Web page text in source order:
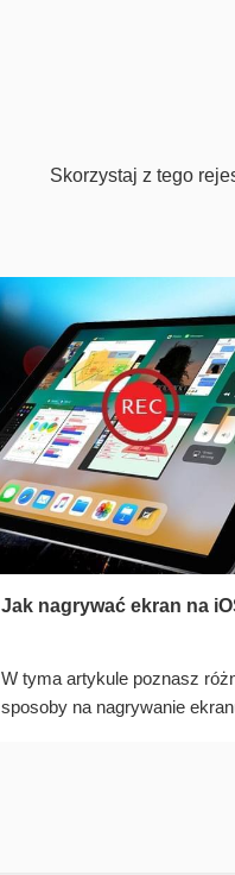
Skorzystaj z tego
Jak nagrywać ekran na
W tyma artykule poznasz
sposoby na nagrywanie